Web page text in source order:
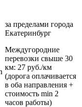
за пределами города
Екатеринбург
Междугородние
перевозки свыше 30
км: 27 руб./км
(дорога оплачивается
в оба направления +
стоимость min 2
часов работы)